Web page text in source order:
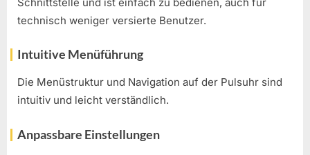
technisch weniger versierte Benutzer.
Intuitive Menüführung
Die Menüstruktur und Navigation auf der Pulsuhr sind
intuitiv und leicht verständlich.
Anpassbare Einstellungen